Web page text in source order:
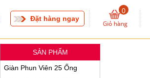
Đặt hàng ngay
0
SẢN PHẨM
Giàn Phun Viên 25 Ống